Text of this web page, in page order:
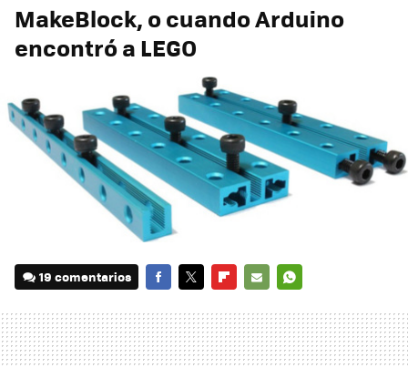
MakeBlock, o cuando Arduino
encontró a LEGO
19 comentarios
MAIL